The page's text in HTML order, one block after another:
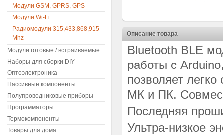
Описание товара
Bluetooth BLE
работы с
позволяет
МК и ПК.
Последняя
Ультра-низкое
Модули GSM, GPRS, GPS
Модули Wi-Fi
Радиомодули 315,433,868,915
Mhz
Модули готовые / встраиваемые
Наборы для сборки DIY
Оптоэлектроника
Пассивные компоненты
Полупроводниковые приборы
Программаторы
Термокомпоненты
Товары для дома